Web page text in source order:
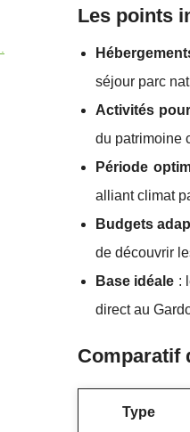
Les points
séjour parc
Activités
du patrimoine
Période
alliant climat
Budgets
de découvrir
Base idéale :
direct au
Comparatif
Type